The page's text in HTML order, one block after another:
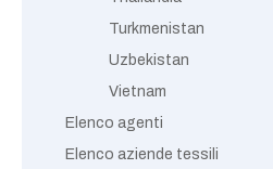
Turkmenistan
Uzbekistan
Vietnam
Elenco agenti
Elenco aziende tessili